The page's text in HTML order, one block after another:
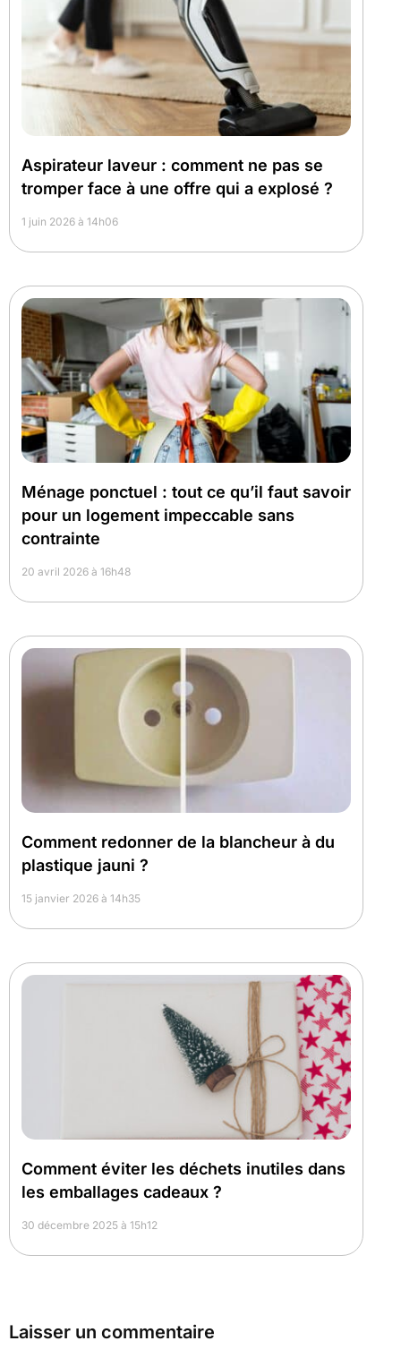
Aspirateur laveur : comment ne pas se
tromper face à une offre qui a explosé ?
1 juin 2026 à 14h06
Ménage ponctuel : tout ce qu’il faut savoir
pour un logement impeccable sans
contrainte
20 avril 2026 à 16h48
Comment redonner de la blancheur à du
plastique jauni ?
15 janvier 2026 à 14h35
Comment éviter les déchets inutiles dans
les emballages cadeaux ?
30 décembre 2025 à 15h12
Laisser un commentaire